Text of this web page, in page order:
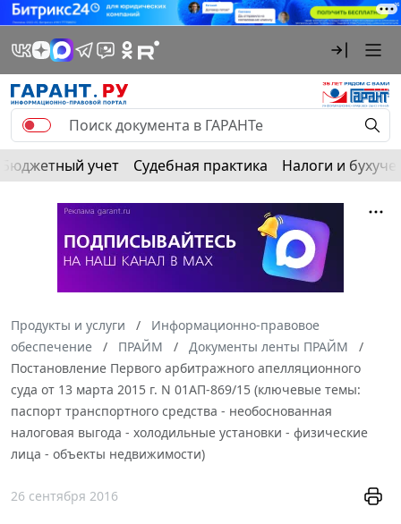
Бюджетный учет Судебная практика Налоги и
Продукты и услуги
Информационно-правовое
обеспечение
ПРАЙМ
Документы ленты ПРАЙМ
Постановление Первого арбитражного апелляционного
суда от 13 марта 2015 г. N 01АП-869/15 (ключевые темы:
паспорт транспортного средства - необоснованная
налоговая выгода - холодильные установки - физические
лица - объекты недвижимости)
26 сентября 2016